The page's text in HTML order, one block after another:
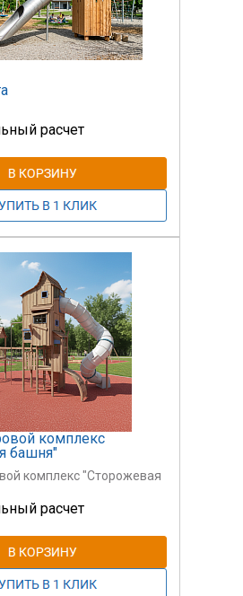
расчет
комплекс
башня"
комплекс "Сторожевая
расчет